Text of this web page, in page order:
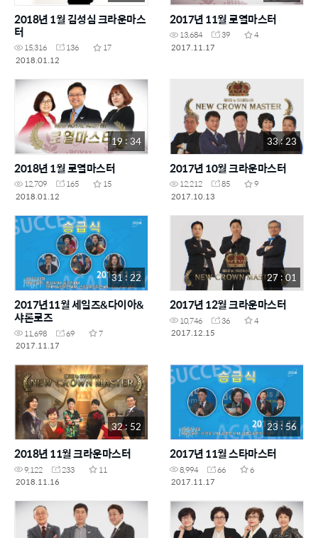
2018년 1월 김성심 크라운마스
터
15,316 136
17
2018.01.12
2017년 11월 로열마스터
13,684 39
4
2017.11.17
19 : 34
2018년 1월 로열마스터
12,709 165
15
2018.01.12
33 : 23
2017년 10월 크라운마스터
12,212 85
9
2017.10.13
31 : 22
2017년11월 세일즈&다이아&
샤론로즈
11,698 69
7
2017.11.17
27 : 01
2017년 12월 크라운마스터
10,746 36
4
2017.12.15
32 : 52
2018년 11월 크라운마스터
9,122 233
11
2018.11.16
23 : 56
2017년 11월 스타마스터
8,994 66
6
2017.11.17